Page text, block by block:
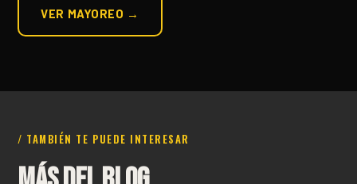
VER MAYOREO →
/ TAMBIÉN TE PUEDE INTERESAR